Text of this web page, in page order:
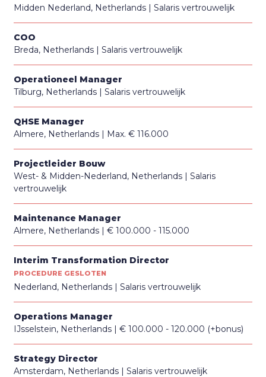
Midden Nederland, Netherlands
Salaris vertrouwelijk
COO
Breda, Netherlands
Salaris vertrouwelijk
Operationeel Manager
Tilburg, Netherlands
Salaris vertrouwelijk
QHSE Manager
Almere, Netherlands
Max. € 116.000
Projectleider Bouw
West- & Midden-Nederland, Netherlands
Salaris
vertrouwelijk
Maintenance Manager
Almere, Netherlands
€ 100.000 - 115.000
Interim Transformation Director
PROCEDURE GESLOTEN
Nederland, Netherlands Salaris vertrouwelijk
Operations Manager
IJsselstein, Netherlands
€ 100.000 - 120.000 (+bonus)
Strategy Director
Amsterdam, Netherlands
Salaris vertrouwelijk